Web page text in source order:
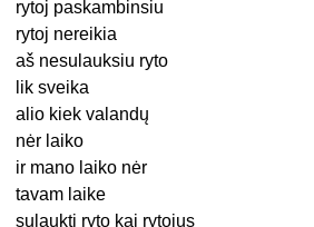
rytoj paskambinsiu
rytoj nereikia
aš nesulauksiu ryto
lik sveika
alio kiek valandų
nėr laiko
ir mano laiko nėr
tavam laike
sulaukti ryto kai rytojus